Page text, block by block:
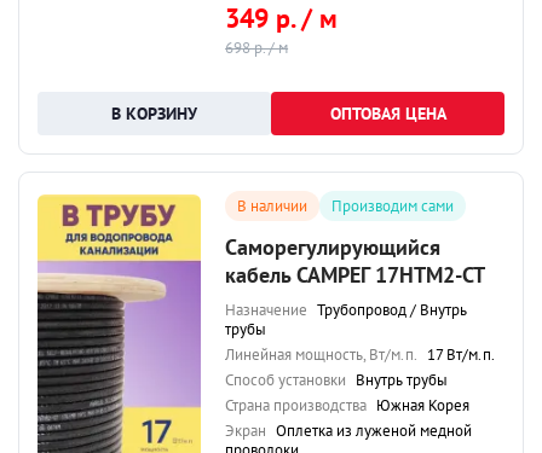
349 р. / м
698 р. / м
ОПТОВАЯ ЦЕНА
В наличии Производим сами
Саморегулирующийся
кабель САМРЕГ 17HTM2-CT
Назначение Трубопровод / Внутрь
трубы
Линейная мощность, Вт/м.п. 17 Вт/м.п.
Способ установки Внутрь трубы
Страна производства Южная Корея
Экран Оплетка из луженой медной